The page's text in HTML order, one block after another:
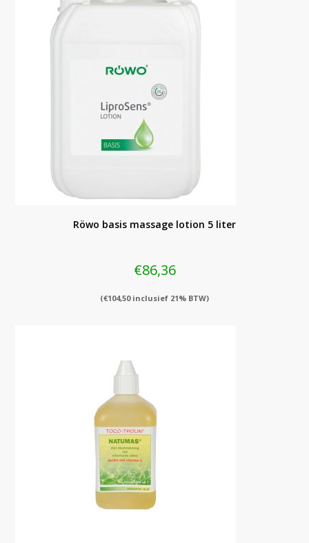
Röwo basis massage lotion 5 liter
€86,36
(€104,50inclusief 21% BTW)